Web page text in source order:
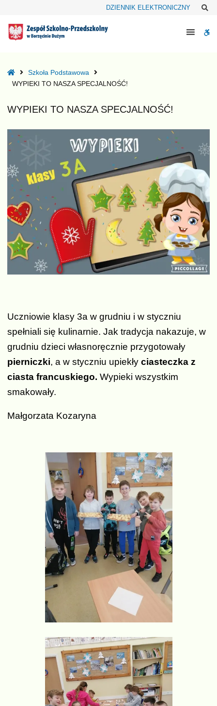
TO
NASZA
DZIENNIK ELEKTRONICZNY
HomeSzkoła Podstawowa
WYPIEKI TO NASZA SPECJALNOŚĆ!
WYPIEKI TO NASZA SPECJALNOŚĆ!
Uczniowie klasy 3a w grudniu i w styczniu
spełniali się kulinarnie. Jak tradycja nakazuje, w
grudniu dzieci własnoręcznie przygotowały
pierniczki, a w styczniu upiekły ciasteczka z
ciasta francuskiego. Wypieki wszystkim
smakowały.
Małgorzata Kozaryna